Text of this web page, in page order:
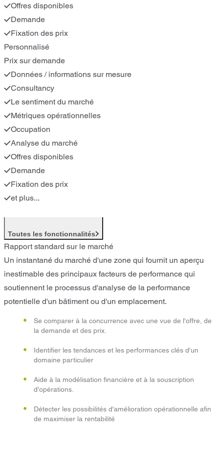
Offres disponibles
Demande
Fixation des prix
Personnalisé
Prix sur demande
Données / informations sur mesure
Consultancy
Le sentiment du marché
Métriques opérationnelles
Occupation
Analyse du marché
Offres disponibles
Demande
Fixation des prix
et plus...
Toutes les fonctionnalités
Rapport standard sur le marché
Un instantané du marché d'une zone qui fournit un aperçu
inestimable des principaux facteurs de performance qui
soutiennent le processus d'analyse de la performance
potentielle d'un bâtiment ou d'un emplacement.
Se comparer à la concurrence avec une vue de l'offre, de
la demande et des prix.
Identifier les tendances et les performances clés d'un
domaine particulier
Aide à la modélisation financière et à la souscription
d'opérations.
Détecter les possibilités d'amélioration opérationnelle afin
de maximiser la rentabilité